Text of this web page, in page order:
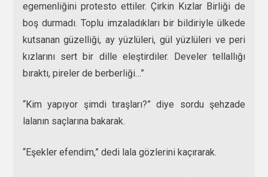
egemenliğini protesto ettiler. Çirkin Kızlar Birliği de
boş durmadı. Toplu imzaladıkları bir bildiriyle ülkede
kutsanan güzelliği, ay yüzlüleri, gül yüzlüleri ve peri
kızlarını sert bir dille eleştirdiler. Develer tellallığı
bıraktı, pireler de berberliği…”
“Kim yapıyor şimdi tıraşları?” diye sordu şehzade
lalanın saçlarına bakarak.
“Eşekler efendim,” dedi lala gözlerini kaçırarak.